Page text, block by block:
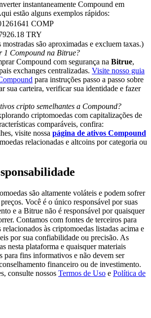
BTC to Share 25000 USDT prize pool!
& Win
prize pool
Users
to Win 500,000 USDT
Exclusive 10% APR
| Daily Rewards
Exclusive: 6.5% APR
instantaneamente Compound em
estão alguns exemplos rápidos:
COMP
TRY
mostradas são aproximadas e excluem taxas.)
1 Compound na Bitrue?
Compound com segurança na Bitrue,
exchanges centralizadas. Visite nosso guia
para instruções passo a passo sobre
sua carteira, verificar sua identidade e fazer
cripto semelhantes a Compound?
criptomoedas com capitalizações de
comparáveis, confira:
visite nossa página de ativos Compound
relacionadas e altcoins por categoria ou
são altamente voláteis e podem sofrer
Você é o único responsável por suas
e a Bitrue não é responsável por quaisquer
Contamos com fontes de terceiros para
relacionados às criptomoedas listadas acima e
por sua confiabilidade ou precisão. As
nesta plataforma e quaisquer materiais
para fins informativos e não devem ser
financeiro ou de investimento.
consulte nossos Termos de Uso e Política de